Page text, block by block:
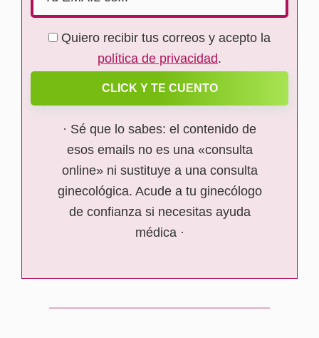
Quiero recibir tus correos y acepto la
política de privacidad.
CLICK Y TE CUENTO
· Sé que lo sabes: el contenido de
esos emails no es una «consulta
online» ni sustituye a una consulta
ginecológica. Acude a tu ginecólogo
de confianza si necesitas ayuda
médica ·